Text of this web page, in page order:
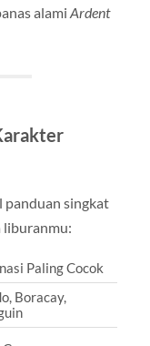
alami Ardent
panduan singkat
liburanmu:
Paling Cocok
Boracay,